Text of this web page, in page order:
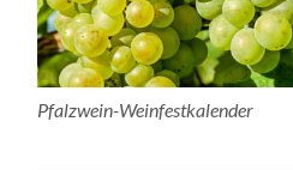
Pfalzwein-Weinfestkalender